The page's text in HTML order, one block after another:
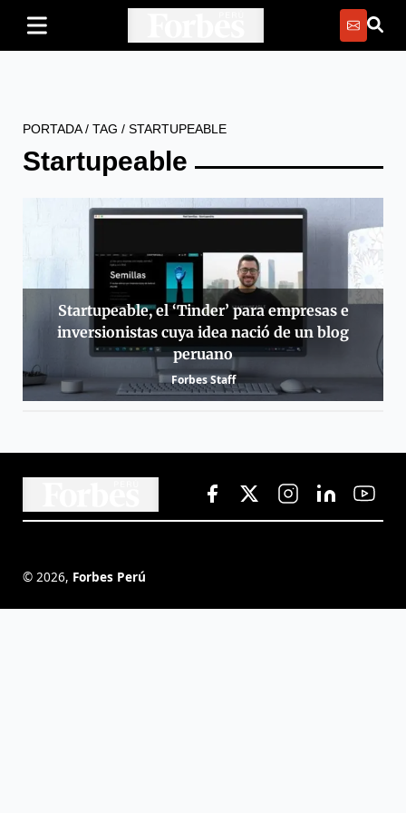
PORTADA/ TAG / STARTUPEABLE
Startupeable
Startupeable, el ‘Tinder’ para empresas e
inversionistas cuya idea nació de un blog
peruano
Forbes Staff
© 2026, Forbes Perú